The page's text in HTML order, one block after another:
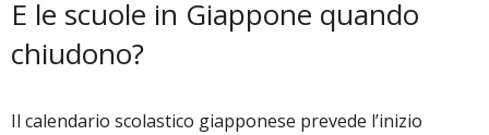
E le scuole in Giappone quando
chiudono?
Il calendario scolastico giapponese prevede l’inizio